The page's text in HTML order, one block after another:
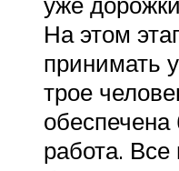
На этом
принимать
трое
работа. Все